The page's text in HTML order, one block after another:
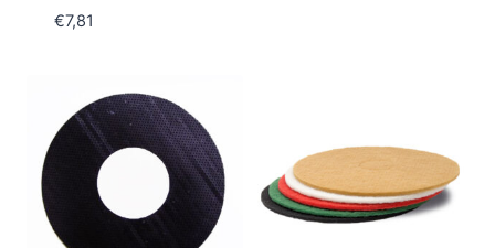
€7,81